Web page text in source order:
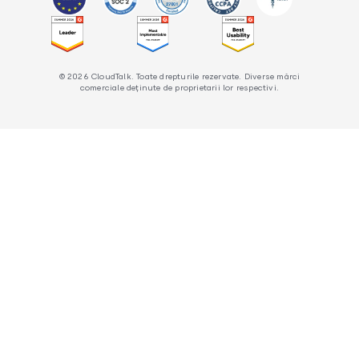
© 2026 CloudTalk. Toate drepturile rezervate. Diverse mărci
comerciale deținute de proprietarii lor respectivi.